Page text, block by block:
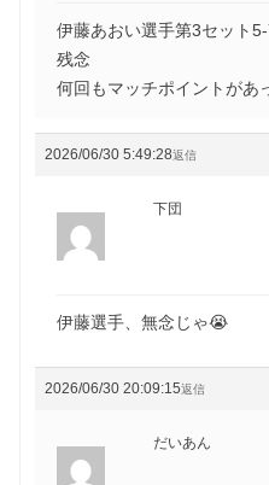
伊藤あおい選手第3セット
残念
何回もマッチポイントがあ
2026/06/30 5:49:28返信
下団
伊藤選手、無念じゃ😭
2026/06/30 20:09:15返信
だいあん